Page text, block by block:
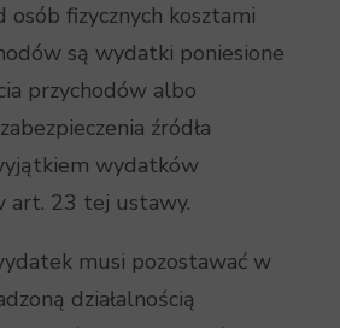
osób fizycznych kosztami
są wydatki poniesione
przychodów albo
źródła
wydatków
art. 23 tej ustawy.
musi pozostawać w
działalnością